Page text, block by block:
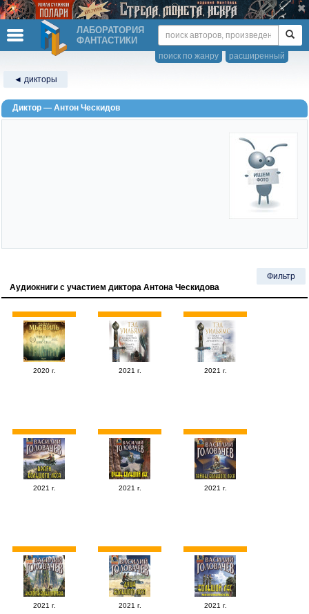
ЛАБОРАТОРИЯ
ФАНТАСТИКИ
расширенный
поиск по жанру
◄ дикторы
Диктор — Антон Ческидов
Фильтр
Аудиокниги с участием диктора Антона Ческидова
2020 г. 2021 г. 2021 г.
2021 г. 2021 г. 2021 г.
2021 г. 2021 г. 2021 г.